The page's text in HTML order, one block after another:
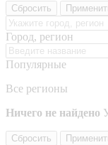
Сбросить
Город, регион
Популярные
Все регионы
Ничего не найдено
Сбросить